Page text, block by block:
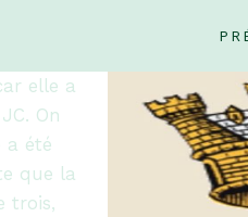
elle a
On
a été
que la
trois,